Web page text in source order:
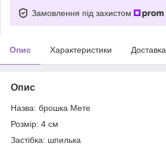
Замовлення під захистом
Опис Характеристики Доставка
Опис
Назва: брошка Мете
Розмір: 4 см
Застібка: шпилька